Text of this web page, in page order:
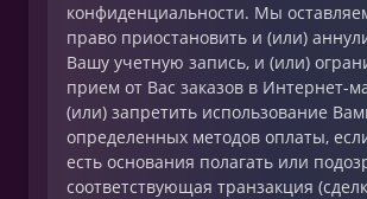
конфиденциальности. Мы
право приостановить и (или)
Вашу учетную запись, и (или)
прием от Вас заказов в Интернет-
(или) запретить использование
определенных методов оплаты,
есть основания полагать или
соответствующая транзакция